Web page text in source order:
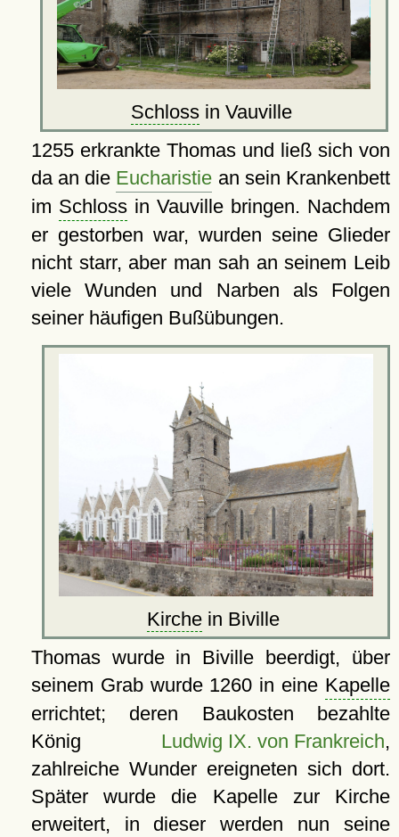
Schlossin Vauville
1255 erkrankte Thomas und ließ sich von
da an die Eucharistie an sein Krankenbett
im Schlossin Vauville bringen. Nachdem
er gestorben war, wurden seine Glieder
nicht starr, aber man sah an seinem Leib
viele Wunden und Narben als Folgen
seiner häufigen Bußübungen.
Kirche in Biville
Thomas wurde in Biville beerdigt, über
seinem Grab wurde 1260 in eine Kapelle
errichtet; deren Baukosten bezahlte
König Ludwig IX. von Frankreich,
zahlreiche Wunder ereigneten sich dort.
Später wurde die Kapelle zur Kirche
erweitert, in dieser werden nun seine